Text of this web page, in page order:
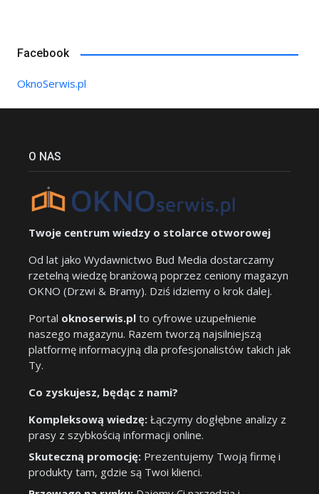
Facebook
OknoSerwis.pl
O NAS
Twoje centrum wiedzy o stolarce otworowej
Od lat jako Wydawnictwo Bud Media dostarczamy
rzetelną wiedzę branżową poprzez ceniony magazyn
OKNO (Drzwi & Bramy). Dziś idziemy o krok dalej.
Portal oknoserwis.pl to cyfrowe uzupełnienie
naszego magazynu. Razem tworzą najsilniejszą
platformę informacyjną dla profesjonalistów takich jak
Ty.
Co zyskujesz, będąc z nami?
Kompleksową wiedzę: Łączymy dogłębne analizy z
prasy z szybkością informacji online.
Skuteczną promocję: Prezentujemy Twoją firmę i
produkty tam, gdzie są Twoi klienci.